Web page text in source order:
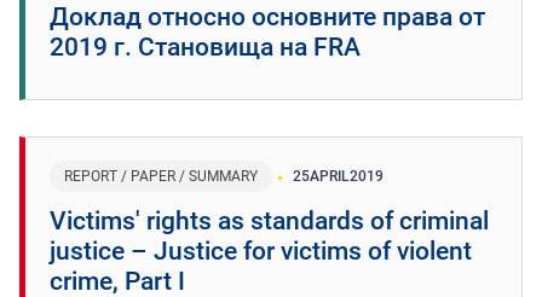
Доклад относно основните права от
2019 г. Становища на FRA
REPORT / PAPER / SUMMARY 25APRIL2019
Victims' rights as standards of criminal
justice – Justice for victims of violent
crime, Part I